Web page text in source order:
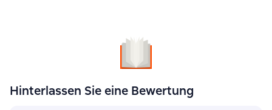
Hinterlassen Sie eine Bewertung